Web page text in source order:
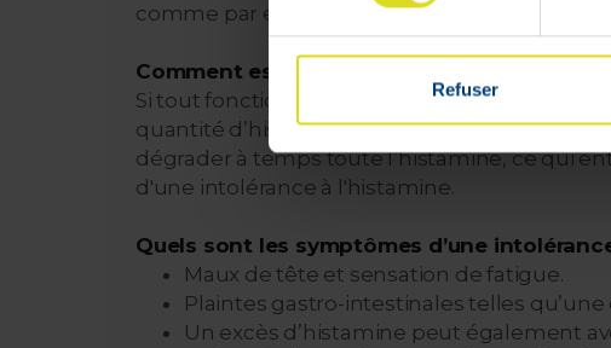
Refuser
comme par exemple le vin rouge, les fruits
Comment est-elle assimilée ?
Si tout fonctionne correctement dans notre
quantité d’histamine augmente de manière
dégrader à temps toute l’histamine, ce qui
d'une intolérance à l'histamine.
Quels sont les symptômes d’une
Maux de tête et sensation de fatigue.
Plaintes gastro-intestinales telles
Un excès d’histamine peut également